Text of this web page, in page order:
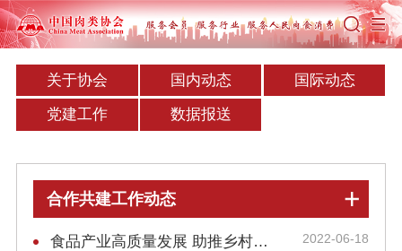
关于协会 国内动态 国际动态
党建工作 数据报送
合作共建工作动态
食品产业高质量发展 助推乡村全面振兴 — 中国肉类协会授予沂南“中国预制菜供应基地”荣誉称号 2022-06-18